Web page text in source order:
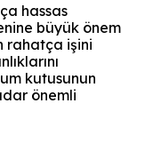
hassas
büyük önem
rahatça işini
kutusunun
önemli